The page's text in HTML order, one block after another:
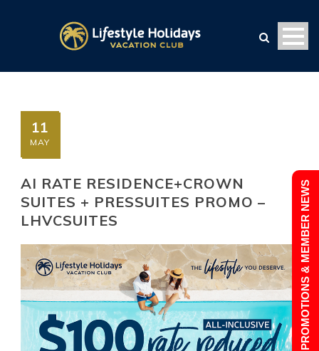
11
MAY
AI RATE RESIDENCE+CROWN
SUITES + PRESSUITES PROMO –
LHVCSUITES
PROMOTIONS & MEMBER NEWS